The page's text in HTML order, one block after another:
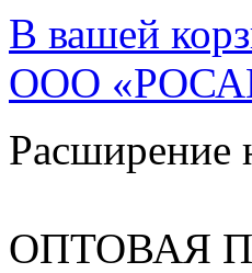
В вашей
ООО
Расширение
ОПТОВАЯ